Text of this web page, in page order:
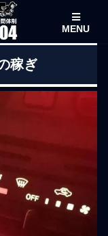
MENU
稼ぎ